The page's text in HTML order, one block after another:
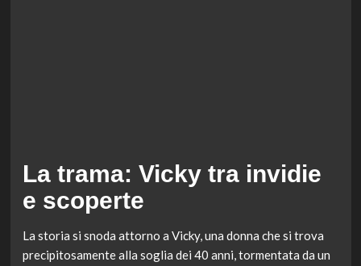
La trama: Vicky tra invidie
e scoperte
La storia si snoda attorno a Vicky, una donna che si trova
precipitosamente alla soglia dei 40 anni, tormentata da un